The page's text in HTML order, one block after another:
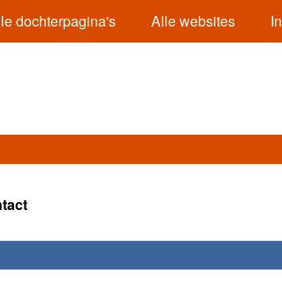
dochterpagina's Alle websites